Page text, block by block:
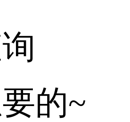
的~